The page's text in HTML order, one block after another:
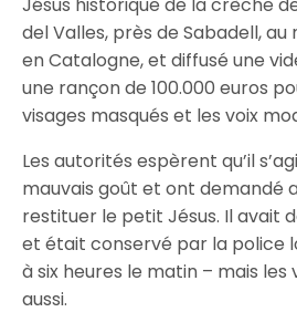
del Valles, près de Sabadell,
en Catalogne, et diffusé une
une rançon de 100.000 euros
visages masqués et les voix
Les autorités espèrent qu’il
mauvais goût et ont demandé
restituer le petit Jésus. Il avait
et était conservé par la police
à six heures le matin – mais les
aussi.